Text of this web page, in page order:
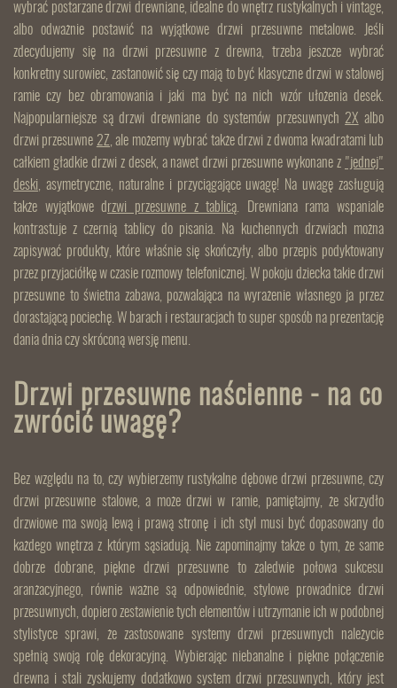
wybrać postarzane drzwi drewniane, idealne do wnętrz rustykalnych i vintage,
albo odważnie postawić na wyjątkowe drzwi przesuwne metalowe. Jeśli
zdecydujemy się na drzwi przesuwne z drewna, trzeba jeszcze wybrać
konkretny surowiec, zastanowić się czy mają to być klasyczne drzwi w stalowej
ramie czy bez obramowania i jaki ma być na nich wzór ułożenia desek.
Najpopularniejsze są drzwi drewniane do systemów przesuwnych 2X albo
drzwi przesuwne 2Z, ale możemy wybrać także drzwi z dwoma kwadratami lub
całkiem gładkie drzwi z desek, a nawet drzwi przesuwne wykonane z "jednej"
deski, asymetryczne, naturalne i przyciągające uwagę! Na uwagę zasługują
także wyjątkowe drzwi przesuwne z tablicą. Drewniana rama wspaniale
kontrastuje z czernią tablicy do pisania. Na kuchennych drzwiach można
zapisywać produkty, które właśnie się skończyły, albo przepis podyktowany
przez przyjaciółkę w czasie rozmowy telefonicznej. W pokoju dziecka takie drzwi
przesuwne to świetna zabawa, pozwalająca na wyrażenie własnego ja przez
dorastającą pociechę. W barach i restauracjach to super sposób na prezentację
dania dnia czy skróconą wersję menu.
Drzwi przesuwne naścienne - na co
zwrócić uwagę?
Bez względu na to, czy wybierzemy rustykalne dębowe drzwi przesuwne, czy
drzwi przesuwne stalowe, a może drzwi w ramie, pamiętajmy, że skrzydło
drzwiowe ma swoją lewą i prawą stronę i ich styl musi być dopasowany do
każdego wnętrza z którym sąsiadują. Nie zapominajmy także o tym, że same
dobrze dobrane, piękne drzwi przesuwne to zaledwie połowa sukcesu
aranżacyjnego, równie ważne są odpowiednie, stylowe prowadnice drzwi
przesuwnych, dopiero zestawienie tych elementów i utrzymanie ich w podobnej
stylistyce sprawi, że zastosowane systemy drzwi przesuwnych należycie
spełnią swoją rolę dekoracyjną. Wybierając niebanalne i piękne połączenie
drewna i stali zyskujemy dodatkowo system drzwi przesuwnych, który jest